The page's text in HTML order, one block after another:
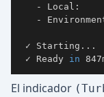
- Local:
-
✓ Starting ..
✓ Ready in
El indicador